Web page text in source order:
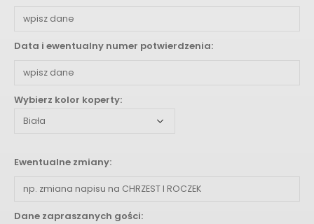
Data i ewentualny numer potwierdzenia:
Wybierz kolor koperty:
Ewentualne zmiany:
Dane zapraszanych gości: